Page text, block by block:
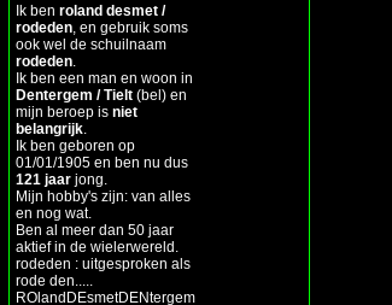
Ik ben roland desmet /
rodeden , en gebruik soms
ook wel de schuilnaam
rodeden
Ik ben een man en woon in
Dentergem / Tielt (bel) en
mijn beroep is niet
belangrijk
Ik ben geboren op
01/01/1905 en ben nu dus
121 jaar jong.
Mijn hobby's zijn: van alles
en nog wat.
Ben al meer dan 50 jaar
aktief in de wielerwereld.
rodeden : uitgesproken als
rode den.....
ROlandDEsmetDENtergem